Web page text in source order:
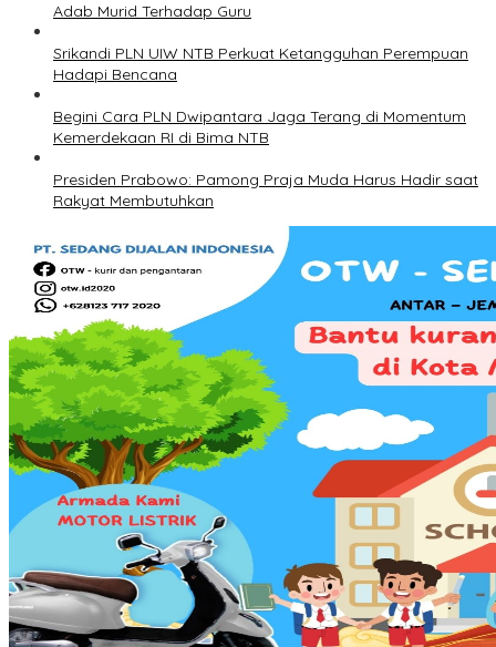
Adab Murid Terhadap Guru
Srikandi PLN UIW NTB Perkuat Ketangguhan Perempuan
Hadapi Bencana
Begini Cara PLN Dwipantara Jaga Terang di Momentum
Kemerdekaan RI di Bima NTB
Presiden Prabowo: Pamong Praja Muda Harus Hadir saat
Rakyat Membutuhkan